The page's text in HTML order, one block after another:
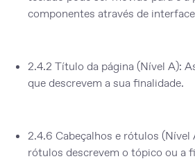
componentes através de
2.4.2 Título da página (Nível A):
que descrevem a sua finalidade.
2.4.6 Cabeçalhos e rótulos (Nível
rótulos descrevem o tópico ou a